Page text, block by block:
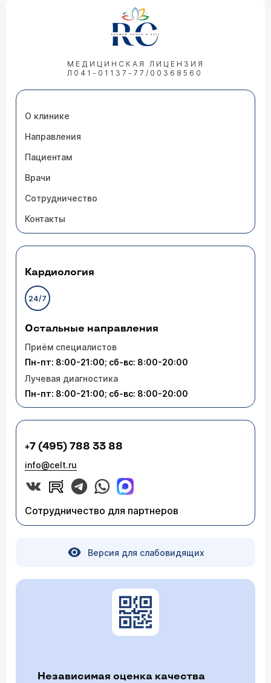
МЕДИЦИНСКАЯ ЛИЦЕНЗИЯ
Л041-01137-77/00368560
О клинике
Направления
Пациентам
Врачи
Сотрудничество
Контакты
Кардиология
24/7
Остальные направления
Приём специалистов
Пн-пт: 8:00-21:00; сб-вс: 8:00-20:00
Лучевая диагностика
Пн-пт: 8:00-21:00; сб-вс: 8:00-20:00
+7 (495) 788 33 88
info@celt.ru
Сотрудничество для партнеров
Версия для слабовидящих
Независимая оценка качества